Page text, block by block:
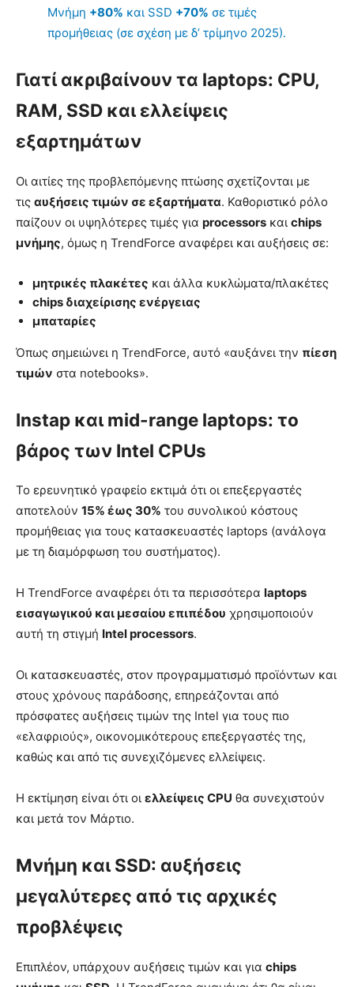
Μνήμη +80% και SSD +70% σε τιμές
προμήθειας (σε σχέση με δ’ τρίμηνο 2025).
Γιατί ακριβαίνουν τα laptops: CPU,
RAM, SSD και ελλείψεις
εξαρτημάτων
Οι αιτίες της προβλεπόμενης πτώσης σχετίζονται με
τις αυξήσεις τιμών σε εξαρτήματα. Καθοριστικό ρόλο
παίζουν οι υψηλότερες τιμές για processors και chips
μνήμης, όμως η TrendForce αναφέρει και αυξήσεις σε:
μητρικές πλακέτες και άλλα κυκλώματα/πλακέτες
chips διαχείρισης ενέργειας
μπαταρίες
Όπως σημειώνει η TrendForce, αυτό «αυξάνει την πίεση
τιμών στα notebooks».
Instap και mid-range laptops: το
βάρος των Intel CPUs
Το ερευνητικό γραφείο εκτιμά ότι οι επεξεργαστές
αποτελούν 15% έως 30% του συνολικού κόστους
προμήθειας για τους κατασκευαστές laptops (ανάλογα
με τη διαμόρφωση του συστήματος).
Η TrendForce αναφέρει ότι τα περισσότερα laptops
εισαγωγικού και μεσαίου επιπέδου χρησιμοποιούν
αυτή τη στιγμή Intel processors.
Οι κατασκευαστές, στον προγραμματισμό προϊόντων και
στους χρόνους παράδοσης, επηρεάζονται από
πρόσφατες αυξήσεις τιμών της Intel για τους πιο
«ελαφριούς», οικονομικότερους επεξεργαστές της,
καθώς και από τις συνεχιζόμενες ελλείψεις.
Η εκτίμηση είναι ότι οι ελλείψεις CPU θα συνεχιστούν
και μετά τον Μάρτιο.
Μνήμη και SSD: αυξήσεις
μεγαλύτερες από τις αρχικές
προβλέψεις
Επιπλέον, υπάρχουν αυξήσεις τιμών και για chips